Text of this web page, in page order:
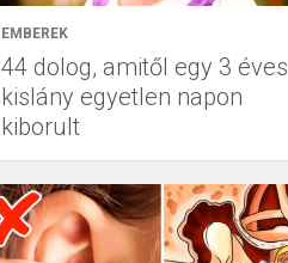
EMBEREK
44 dolog, amitől egy 3 éves
kislány egyetlen napon
kiborult